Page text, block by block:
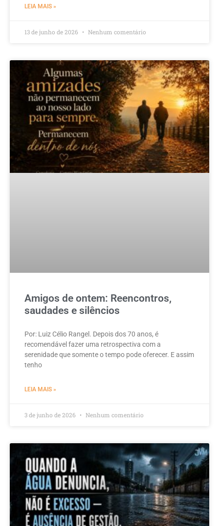
LEIA MAIS »
13 de junho de 2026 Nenhum comentário
Amigos de ontem: Reencontros,
saudades e silêncios
Por: Luiz Célio Rangel. Depois dos 70 anos, é
recomendável fazer uma retrospectiva com a
serenidade que somente o tempo pode oferecer. E assim
tenho
LEIA MAIS »
3 de junho de 2026 Nenhum comentário